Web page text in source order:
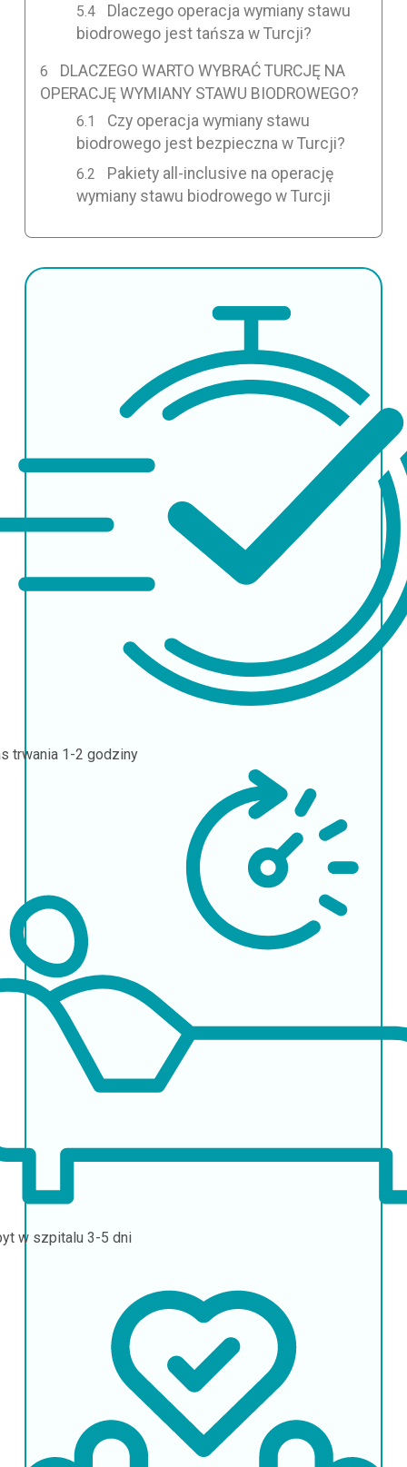
Dlaczego operacja wymiany stawu
biodrowego jest tańsza w Turcji?
DLACZEGO WARTO WYBRAĆ TURCJĘ NA
OPERACJĘ WYMIANY STAWU BIODROWEGO?
Czy operacja wymiany stawu
biodrowego jest bezpieczna w Turcji?
Pakiety all-inclusive na operację
wymiany stawu biodrowego w Turcji
trwania 1-2 godziny
w szpitalu 3-5 dni